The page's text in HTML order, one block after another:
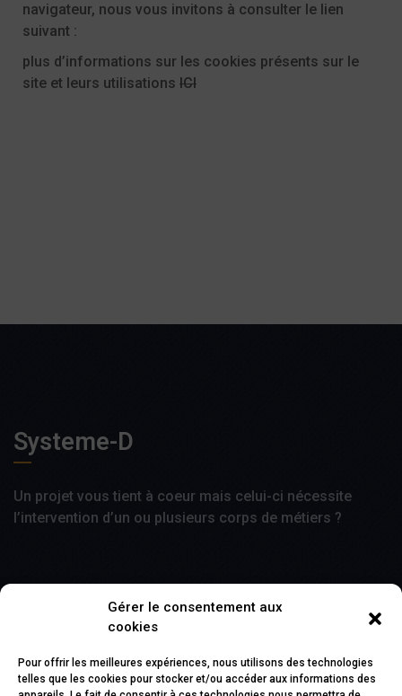
Gérer le consentement aux
cookies
Pour offrir les meilleures expériences, nous utilisons des technologies
telles que les cookies pour stocker et/ou accéder aux informations des
navigateur, nous vous invitons à consulter le lien
suivant :
plus d’informations sur les cookies présents sur le
site et leurs utilisations ICI
Systeme-D
Un projet vous tient à coeur mais celui-ci nécessite
l’intervention d’un ou plusieurs corps de métiers ?
En faisant appel à Systeme D, vous aurez un seul